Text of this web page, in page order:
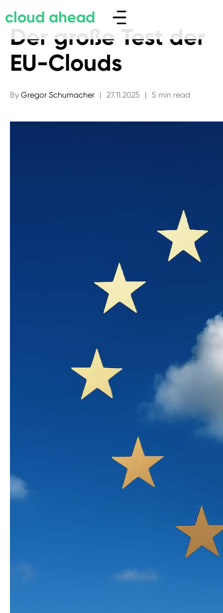
cloud ahead
Der große Test der
EU-Clouds
By Gregor Schumacher | 27.11.2025 | 5 min read